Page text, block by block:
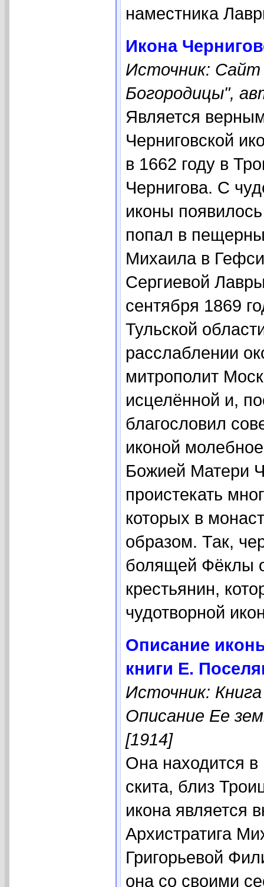
наместника
Икона
Источник: Сайт
Богородицы",
Является
Черниговской
в 1662 году в
Чернигова. С
иконы
попал в
Михаила в
Сергиевой
сентября 1869
Тульской
расслаблении
митрополит
исцелённой и,
благословил
иконой
Божией Матери
проистекать
которых в
образом. Так,
болящей Фёклы
крестьянин,
чудотворной
Описание
книги Е.
Источник:
Описание Ее
[1914]
Она находится
скита, близ
икона является
Архистратига
Григорьевой
она со своими